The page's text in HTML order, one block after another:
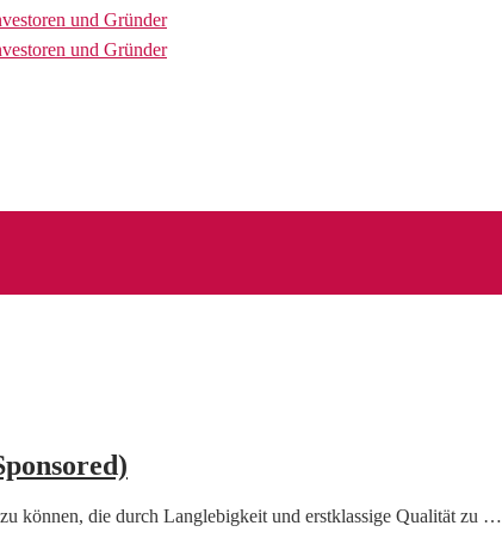
können, die durch Langlebigkeit und erstklassige Qualität zu …